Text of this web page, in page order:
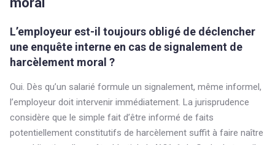
L’employeur est-il toujours obligé de déclencher
une enquête interne en cas de signalement de
harcèlement moral ?
Oui. Dès qu’un salarié formule un signalement, même informel,
l’employeur doit intervenir immédiatement. La jurisprudence
considère que le simple fait d’être informé de faits
potentiellement constitutifs de harcèlement suffit à faire naître